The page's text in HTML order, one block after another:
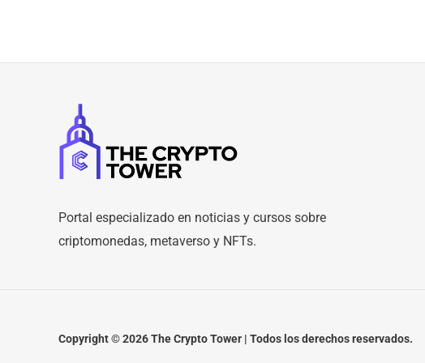
Portal especializado en noticias y cursos sobre
criptomonedas, metaverso y NFTs.
Copyright © 2026 The Crypto Tower | Todos los derechos reservados.